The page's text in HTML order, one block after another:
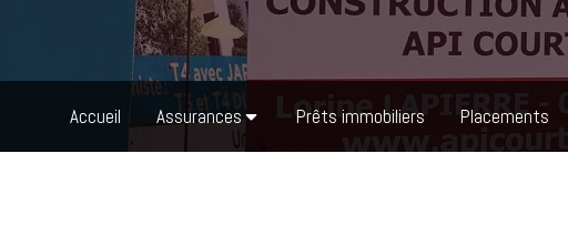
Accueil Assurances Prêts immobiliers Placements